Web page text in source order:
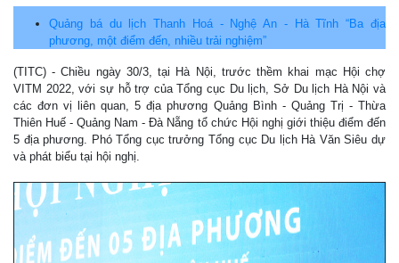
Quảng bá du lịch Thanh Hoá - Nghệ An - Hà Tĩnh “Ba địa
phương, một điểm đến, nhiều trải nghiệm”
(TITC) - Chiều ngày 30/3, tại Hà Nội, trước thềm khai mạc Hội chợ
VITM 2022, với sự hỗ trợ của Tổng cục Du lịch, Sở Du lịch Hà Nội và
các đơn vị liên quan, 5 địa phương Quảng Bình - Quảng Trị - Thừa
Thiên Huế - Quảng Nam - Đà Nẵng tổ chức Hội nghị giới thiệu điểm đến
5 địa phương. Phó Tổng cục trưởng Tổng cục Du lịch Hà Văn Siêu dự
và phát biểu tại hội nghị.